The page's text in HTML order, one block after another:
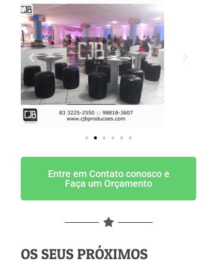
Entre em Contato conosco e
Faça um Orçamento
OS SEUS PRÓXIMOS